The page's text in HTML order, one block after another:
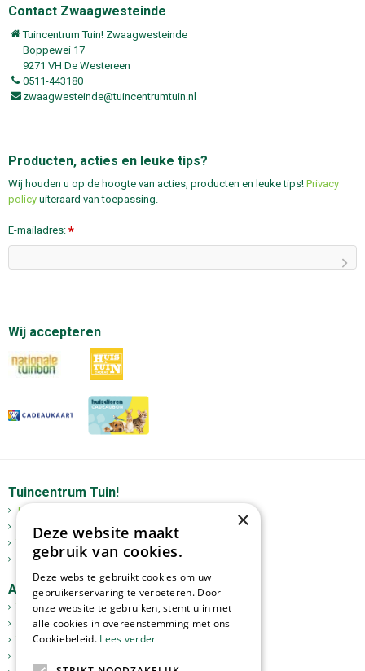
Contact Zwaagwesteinde
Tuincentrum Tuin! Zwaagwesteinde
Boppewei 17
9271 VH De Westereen
0511-443180
zwaagwesteinde@tuincentrumtuin.nl
Producten, acties en leuke tips?
Wij houden u op de hoogte van acties, producten en leuke tips! Privacy
policy uiteraard van toepassing.
E-mailadres: *
Wij accepteren
Tuincentrum Tuin!
Tuincentrum
Mediterrane bomen
Kerst
Assortiment
Tuinplanten
Kamerplanten
Tuinverlichting
×
Deze website maakt
gebruik van cookies.
Deze website gebruikt cookies om uw
gebruikerservaring te verbeteren. Door
onze website te gebruiken, stemt u in met
alle cookies in overeenstemming met ons
Cookiebeleid. Lees verder